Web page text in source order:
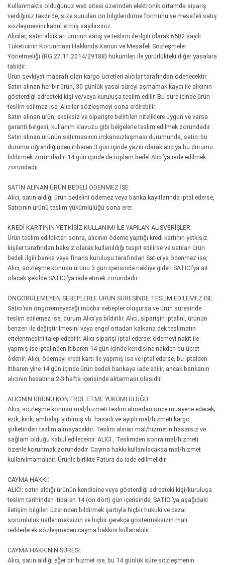
Kullanmakta olduğunuz web sitesi üzerinden elektronik ortamda sipariş
verdiğiniz takdirde, size sunulan ön bilgilendirme formunu ve mesafeli satış
sözleşmesini kabul etmiş sayılırsınız.
Alıcılar, satın aldıkları ürünün satış ve teslimi ile ilgili olarak 6502 sayılı
Tüketicinin Korunması Hakkında Kanun ve Mesafeli Sözleşmeler
Yönetmeliği (RG:27.11.2014/29188) hükümleri ile yürürlükteki diğer yasalara
tabidir.
Ürün sevkiyat masrafı olan kargo ücretleri alıcılar tarafından ödenecektir.
Satın alınan her bir ürün, 30 günlük yasal süreyi aşmamak kaydı ile alıcının
gösterdiği adresteki kişi ve/veya kuruluşa teslim edilir. Bu süre içinde ürün
teslim edilmez ise, Alıcılar sözleşmeyi sona erdirebilir.
Satın alınan ürün, eksiksiz ve siparişte belirtilen niteliklere uygun ve varsa
garanti belgesi, kullanım klavuzu gibi belgelerle teslim edilmek zorundadır.
Satın alınan ürünün satılmasının imkansızlaşması durumunda, satıcı bu
durumu öğrendiğinden itibaren 3 gün içinde yazılı olarak alıcıya bu durumu
bildirmek zorundadır. 14 gün içinde de toplam bedel Alıcı’ya iade edilmek
zorundadır.
SATIN ALINAN ÜRÜN BEDELİ ÖDENMEZ İSE:
Alıcı, satın aldığı ürün bedelini ödemez veya banka kayıtlarında iptal ederse,
Satıcının ürünü teslim yükümlülüğü sona erer.
KREDİ KARTININ YETKİSİZ KULLANIMI İLE YAPILAN ALIŞVERİŞLER:
Ürün teslim edildikten sonra, alıcının ödeme yaptığı kredi kartının yetkisiz
kişiler tarafından haksız olarak kullanıldığı tespit edilirse ve satılan ürün
bedeli ilgili banka veya finans kuruluşu tarafından Satıcı’ya ödenmez ise,
Alıcı, sözleşme konusu ürünü 3 gün içerisinde nakliye gideri SATICI’ya ait
olacak şekilde SATICI’ya iade etmek zorundadır.
ÖNGÖRÜLEMEYEN SEBEPLERLE ÜRÜN SÜRESİNDE TESLİM EDİLEMEZ İSE:
Satıcı’nın öngöremeyeceği mücbir sebepler oluşursa ve ürün süresinde
teslim edilemez ise, durum Alıcı’ya bildirilir. Alıcı, siparişin iptalini, ürünün
benzeri ile değiştirilmesini veya engel ortadan kalkana dek teslimatın
ertelenmesini talep edebilir. Alıcı siparişi iptal ederse; ödemeyi nakit ile
yapmış ise iptalinden itibaren 14 gün içinde kendisine nakden bu ücret
ödenir. Alıcı, ödemeyi kredi kartı ile yapmış ise ve iptal ederse, bu iptalden
itibaren yine 14 gün içinde ürün bedeli bankaya iade edilir, ancak bankanın
alıcının hesabına 2-3 hafta içerisinde aktarması olasıdır.
ALICININ ÜRÜNÜ KONTROL ETME YÜKÜMLÜLÜĞÜ:
Alıcı, sözleşme konusu mal/hizmeti teslim almadan önce muayene edecek;
ezik, kırık, ambalajı yırtılmış vb. hasarlı ve ayıplı mal/hizmeti kargo
şirketinden teslim almayacaktır. Teslim alınan mal/hizmetin hasarsız ve
sağlam olduğu kabul edilecektir. ALICI , Teslimden sonra mal/hizmeti
özenle korunmak zorundadır. Cayma hakkı kullanılacaksa mal/hizmet
kullanılmamalıdır. Ürünle birlikte Fatura da iade edilmelidir.
CAYMA HAKKI:
ALICI; satın aldığı ürünün kendisine veya gösterdiği adresteki kişi/kuruluşa
teslim tarihinden itibaren 14 (on dört) gün içerisinde, SATICI’ya aşağıdaki
iletişim bilgileri üzerinden bildirmek şartıyla hiçbir hukuki ve cezai
sorumluluk üstlenmeksizin ve hiçbir gerekçe göstermeksizin malı
reddederek sözleşmeden cayma hakkını kullanabilir.
CAYMA HAKKININ SÜRESİ:
Alıcı, satın aldığı eğer bir hizmet ise, bu 14 günlük süre sözleşmenin